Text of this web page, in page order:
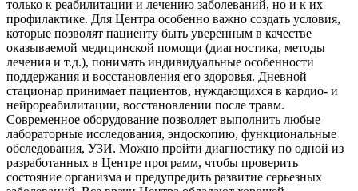
только к реабилитации и лечению заболеваний, но и к их
профилактике. Для Центра особенно важно создать условия,
которые позволят пациенту быть уверенным в качестве
оказываемой медицинской помощи (диагностика, методы
лечения и т.д.), понимать индивидуальные особенности
поддержания и восстановления его здоровья. Дневной
стационар принимает пациентов, нуждающихся в кардио- и
нейрореабилитации, восстановлении после травм.
Современное оборудование позволяет выполнить любые
лабораторные исследования, эндоскопию, функциональные
обследования, УЗИ. Можно пройти диагностику по одной из
разработанных в Центре программ, чтобы проверить
состояние организма и предупредить развитие серьезных